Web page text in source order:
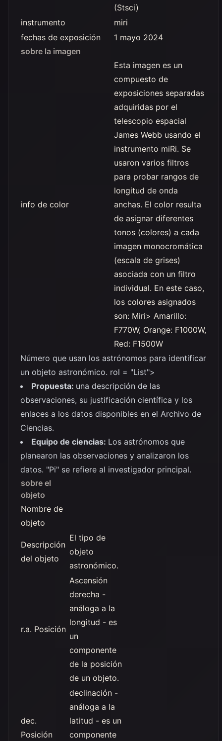
(Stsci)
instrumento
miri
fechas de exposición
1 mayo 2024
sobre la imagen
info de color
Esta imagen es un
compuesto de
exposiciones separadas
adquiridas por el
telescopio espacial
James Webb usando el
instrumento miRi. Se
usaron varios filtros
para probar rangos de
longitud de onda
anchas. El color resulta
de asignar diferentes
tonos (colores) a cada
imagen monocromática
(escala de grises)
asociada con un filtro
individual. En este caso,
los colores asignados
son: Miri> Amarillo:
F770W, Orange: F1000W,
Red: F1500W
Número que usan los astrónomos para identificar
un objeto astronómico. rol = "List">
Propuesta: una descripción de las
observaciones, su justificación científica y los
enlaces a los datos disponibles en el Archivo de
Ciencias.
Equipo de ciencias: Los astrónomos que
planearon las observaciones y analizaron los
datos. "Pi" se refiere al investigador principal.
sobre el
objeto
Nombre de
objeto
Descripción
del objeto
El tipo de
objeto
astronómico.
r.a. Posición
Ascensión
derecha -
análoga a la
longitud - es
un
componente
de la posición
de un objeto.
dec.
Posición
declinación -
análoga a la
latitud - es un
componente